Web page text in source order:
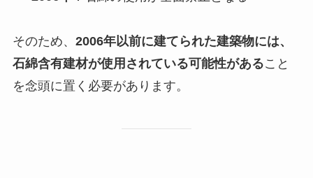
そのため、 2006年以前に建てられた建築物には、
石綿含有建材が使用されている可能性があること
を念頭に置く必要があります。